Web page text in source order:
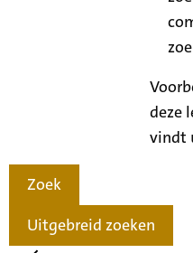
deze
vindt
Zoek
Uitgebreid zoeken